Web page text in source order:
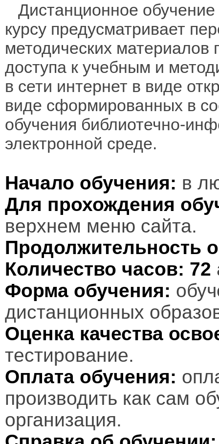
Дистанционное
курсу предусматривает
методических материалов
доступа к учебным и
в сети интернет в виде
виде сформированных в
обучения библиотечно-
электронной среде.
Начало обучения: в
Для прохождения
верхнем меню сайта.
Продолжительность
Количество часов: 72
Форма обучения:
дистанционных
Оценка качества
тестирование.
Оплата обучения:
производить как сам
организация.